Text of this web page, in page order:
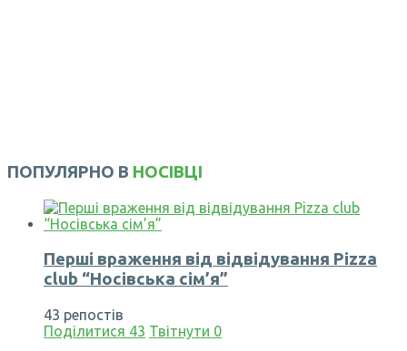
ПОПУЛЯРНО В НОСІВЦІ
Перші враження від відвідування Pizza
club “Носівська сім’я”
43 репостів
Поділитися 43 Твітнути 0